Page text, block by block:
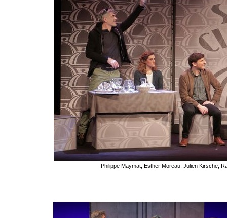
Philippe Maymat, Esther Moreau, Julien Kirsche,